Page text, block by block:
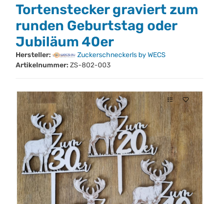
Tortenstecker graviert zum
runden Geburtstag oder
Jubiläum 40er
Hersteller:
Zuckerschneckerls by WECS
Artikelnummer: ZS-802-003